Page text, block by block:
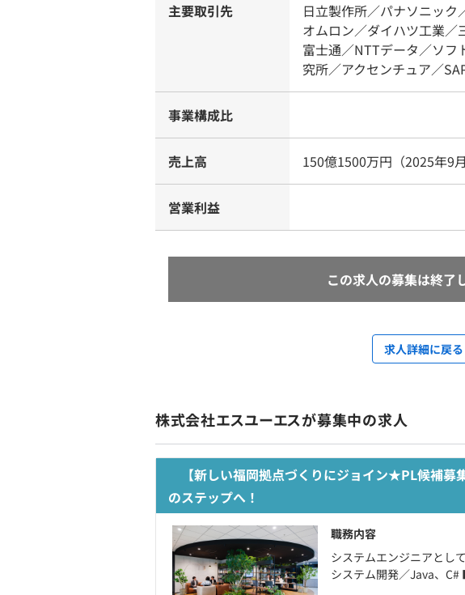
主要取引先
日立製作所／パナソニッ
オムロン／ダイハツ工業／
富士通／NTTデータ／ソフ
究所／アクセンチュア／
事業構成比
売上高 150億1500万円（2025年9月
営業利益
この求人の募集は終了
求人詳細に戻る
株式会社エスユーエスが募集中の求人
【新しい福岡拠点づくりにジョイン★PL候補募
のステップへ！
職務内容
システムエンジニアとし
システム開発／Java、